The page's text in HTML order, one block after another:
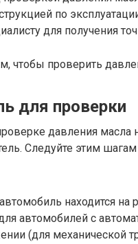
по
для получения
чтобы проверить
для проверки
давления
Следуйте этим
находится на
автомобилей с
(для механической